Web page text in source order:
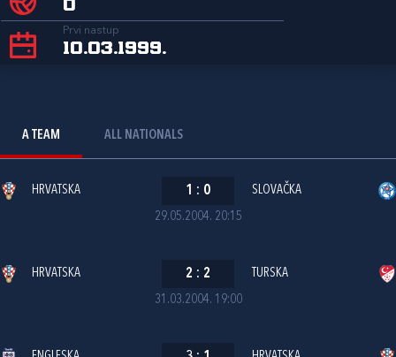
0
Prvi nastup
10.03.1999.
A TEAM ALL NATIONALS
29.05.2004. 20:15
HRVATSKA 1 : 0 SLOVAČKA
31.03.2004. 19:00
HRVATSKA 2 : 2 TURSKA